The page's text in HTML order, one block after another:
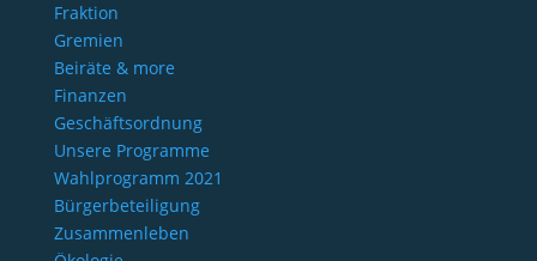
Fraktion
Gremien
Beiräte & more
Finanzen
Geschäftsordnung
Unsere Programme
Wahlprogramm 2021
Bürgerbeteiligung
Zusammenleben